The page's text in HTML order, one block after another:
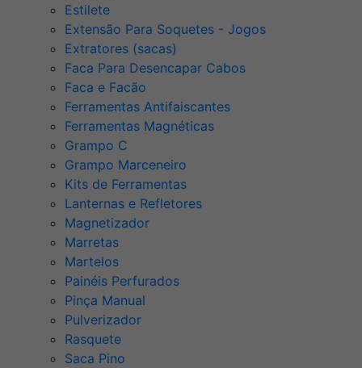
Estilete
Extensão Para Soquetes - Jogos
Extratores (sacas)
Faca Para Desencapar Cabos
Faca e Facão
Ferramentas Antifaiscantes
Ferramentas Magnéticas
Grampo C
Grampo Marceneiro
Kits de Ferramentas
Lanternas e Refletores
Magnetizador
Marretas
Martelos
Painéis Perfurados
Pinça Manual
Pulverizador
Rasquete
Saca Pino